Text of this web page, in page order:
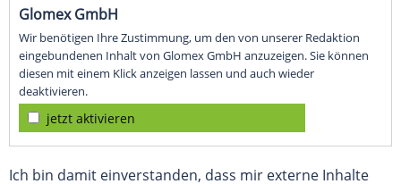
Glomex GmbH
Wir benötigen Ihre Zustimmung, um den von unserer Redaktion
eingebundenen Inhalt von Glomex GmbH anzuzeigen. Sie können
diesen mit einem Klick anzeigen lassen und auch wieder
deaktivieren.
jetzt aktivieren
Ich bin damit einverstanden, dass mir externe Inhalte